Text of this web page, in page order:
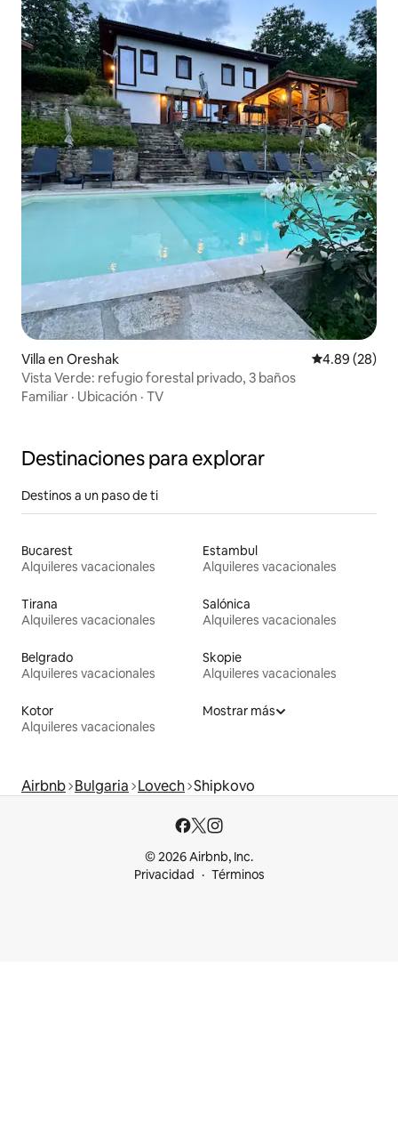
Villa en Oreshak Calificación
4.89 (28)
Vista Verde: refugio forestal privado, 3 baños
Familiar · Ubicación · TV
Destinaciones para explorar
Destinos a un paso de ti
Bucarest
Alquileres vacacionales
Estambul
Alquileres vacacionales
Tirana
Alquileres vacacionales
Salónica
Alquileres vacacionales
Belgrado
Alquileres vacacionales
Skopie
Alquileres vacacionales
Kotor
Alquileres vacacionales
Mostrar más
Airbnb Bulgaria Lovech Shipkovo
© 2026 Airbnb, Inc.
Privacidad
Términos